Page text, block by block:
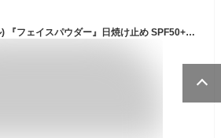
AMPLEUR(アンプルール) 『フェイスパウダー』日焼け止め SPF50+/PA+++ 10g uv ハイドロキノン ヒアルロン酸 ファンデーション ドクターズコスメ